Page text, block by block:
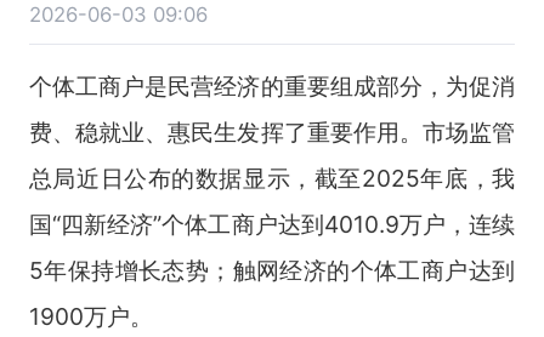
2026-06-03 09:06
个体工商户是民营经济的重要组成部分，为促消
费、稳就业、惠民生发挥了重要作用。市场监管
总局近日公布的数据显示，截至2025年底，我
国“四新经济”个体工商户达到4010.9万户，连续
5年保持增长态势；触网经济的个体工商户达到
1900万户。